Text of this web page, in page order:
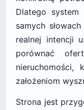
Dlatego
samych
realnej intencji
porównać
nieruchomości,
założeniom
Strona jest